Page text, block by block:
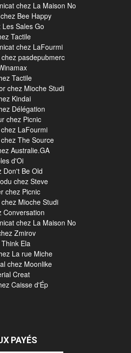
chez La Maison No
Bee Happy
Sales Go
Tactile
chez LaFourmi
pasdepubmerc
Tactile
chez Mioche Studi
Kindai
Délégation
chez Picnic
LaFourmi
The Source
Australie.GA
d'Oi
Don't Be Old
chez Steve
chez Picnic
Mioche Studi
Conversation
chez La Maison No
Zmirov
Ela
La rue Miche
chez Moonlike
Creat
Caisse d'Ép
PAYÉS